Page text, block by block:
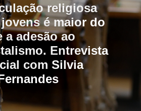
religiosa
é maior do
a adesão ao
Entrevista
com Silvia